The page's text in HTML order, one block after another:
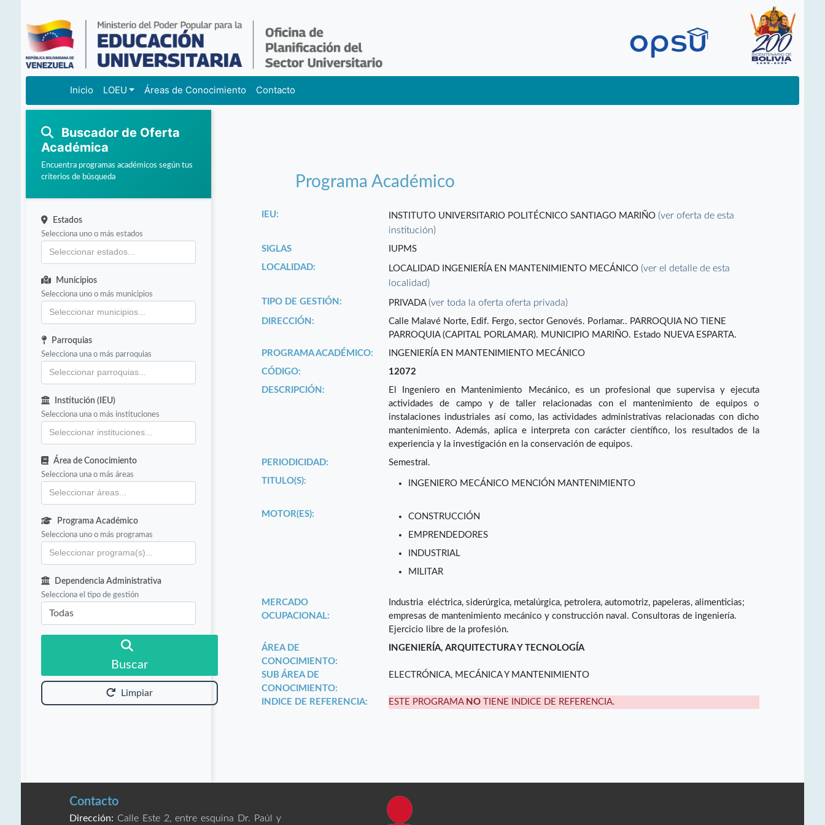
Inicio LOEU Áreas de Conocimiento Contacto
Buscador de Oferta
Académica
Encuentra programas académicos según tus
criterios de búsqueda
Estados
Selecciona uno o más estados
Municipios
Selecciona uno o más municipios
Parroquias
Selecciona una o más parroquias
Institución (IEU)
Selecciona una o más instituciones
Área de Conocimiento
Selecciona una o más áreas
Programa Académico
Selecciona uno o más programas
Dependencia Administrativa
Selecciona el tipo de gestión
Buscar
Limpiar
Programa Académico
IEU: INSTITUTO UNIVERSITARIO POLITÉCNICO SANTIAGO MARIÑO(ver oferta de esta
institución)
SIGLAS
IUPMS
LOCALIDAD:
LOCALIDAD INGENIERÍA EN MANTENIMIENTO MECÁNICO(ver el detalle de esta
localidad)
TIPO DE GESTIÓN: PRIVADA(ver toda la oferta oferta privada)
DIRECCIÓN:
Calle Malavé Norte, Edif. Fergo, sector Genovés. Porlamar.. PARROQUIA NO TIENE
PARROQUIA (CAPITAL PORLAMAR). MUNICIPIO MARIÑO. Estado NUEVA ESPARTA.
PROGRAMA ACADÉMICO:
INGENIERÍA EN MANTENIMIENTO MECÁNICO
CÓDIGO:
12072
DESCRIPCIÓN:
El Ingeniero en Mantenimiento Mecánico, es un profesional que supervisa y ejecuta
actividades de campo y de taller relacionadas con el mantenimiento de equipos o
instalaciones industriales así como, las actividades administrativas relacionadas con dicho
mantenimiento. Además, aplica e interpreta con carácter científico, los resultados de la
experiencia y la investigación en la conservación de equipos.
PERIODICIDAD:
Semestral.
TITULO(S):
INGENIERO MECÁNICO MENCIÓN MANTENIMIENTO
MOTOR(ES):
CONSTRUCCIÓN
EMPRENDEDORES
INDUSTRIAL
MILITAR
MERCADO
OCUPACIONAL:
Industria eléctrica, siderúrgica, metalúrgica, petrolera, automotriz, papeleras, alimenticias;
empresas de mantenimiento mecánico y construcción naval. Consultoras de ingeniería.
Ejercicio libre de la profesión.
ÁREA DE
CONOCIMIENTO:
INGENIERÍA, ARQUITECTURA Y TECNOLOGÍA
SUB ÁREA DE
CONOCIMIENTO:
ELECTRÓNICA, MECÁNICA Y MANTENIMIENTO
INDICE DE REFERENCIA: ESTE PROGRAMA NO TIENE INDICE DE REFERENCIA.
Contacto
Dirección: Calle Este 2, entre esquina Dr. Paúl y